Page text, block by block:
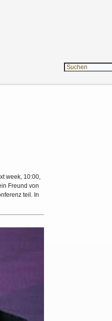
week, 10:00,
Freund von
teil. In